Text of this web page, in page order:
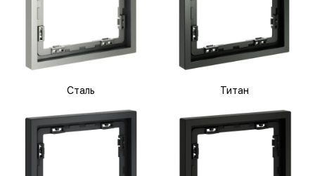
Сталь Титан